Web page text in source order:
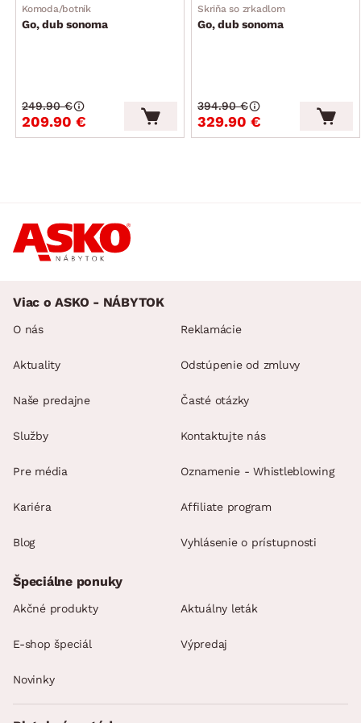
Komoda/botník
Go, dub sonoma
209.90 €
249.90 €
Skriňa so zrkadlom
Go, dub sonoma
329.90 €
394.90 €
Viac o ASKO - NÁBYTOK
O nás
Aktuality
Naše predajne
Služby
Pre média
Kariéra
Blog
Reklamácie
Odstúpenie od zmluvy
Časté otázky
Kontaktujte nás
Oznamenie - Whistleblowing
Affiliate program
Vyhlásenie o prístupnosti
Špeciálne ponuky
Akčné produkty Aktuálny leták
E-shop špeciál Výpredaj
Novinky